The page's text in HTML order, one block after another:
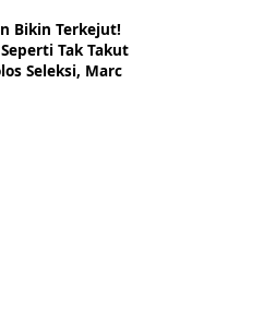
Bikin Terkejut!
Tak Takut
Seleksi, Marc